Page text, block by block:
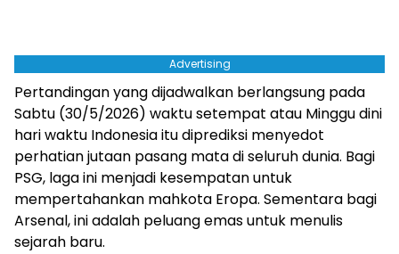
Advertising
Pertandingan yang dijadwalkan berlangsung pada
Sabtu (30/5/2026) waktu setempat atau Minggu dini
hari waktu Indonesia itu diprediksi menyedot
perhatian jutaan pasang mata di seluruh dunia. Bagi
PSG, laga ini menjadi kesempatan untuk
mempertahankan mahkota Eropa. Sementara bagi
Arsenal, ini adalah peluang emas untuk menulis
sejarah baru.